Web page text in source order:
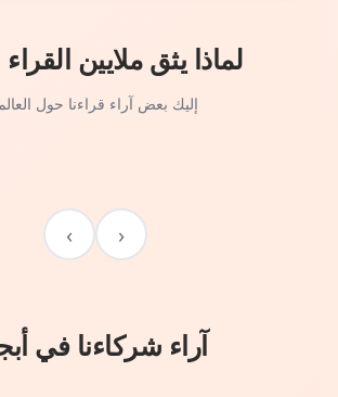
لماذا يثق ملايين القراء
إليك بعض آراء قراءنا حول
‹
›
آراء شركاءنا في